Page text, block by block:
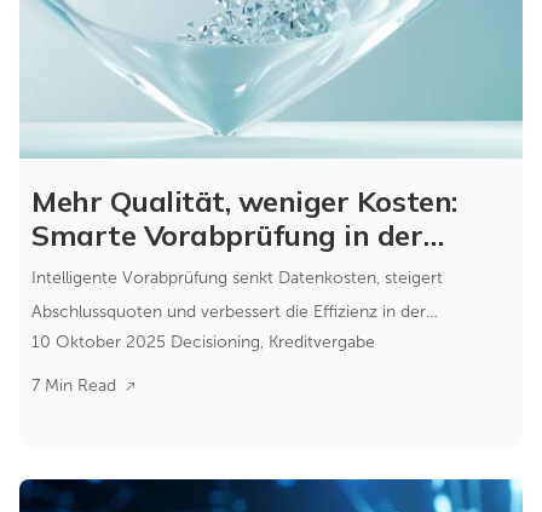
Mehr Qualität, weniger Kosten:
Smarte Vorabprüfung in der
Kreditvergabe
Intelligente Vorabprüfung senkt Datenkosten, steigert
Abschlussquoten und verbessert die Effizienz in der
Kreditvergabe – ohne Systemumbruch.
10 Oktober 2025 Decisioning, Kreditvergabe
7 Min Read